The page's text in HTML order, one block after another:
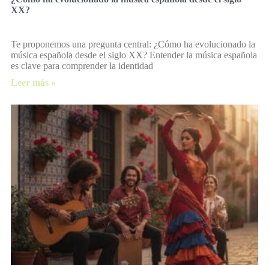
XX?
Te proponemos una pregunta central: ¿Cómo ha evolucionado la
música española desde el siglo XX? Entender la música española
es clave para comprender la identidad
Leer más »